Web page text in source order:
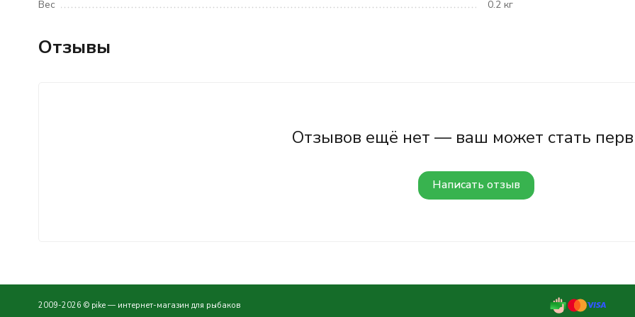
Вес 0.2 кг
Отзывы
Отзывов ещё нет — ваш может стать
Написать отзыв
2009-2026 © pike — интернет-магазин для рыбаков